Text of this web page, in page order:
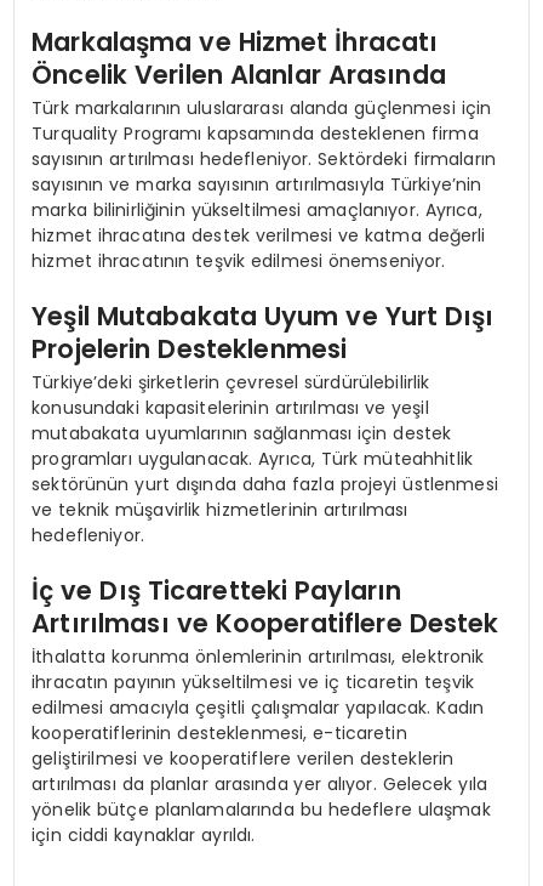
Markalaşma ve Hizmet İhracatı
Öncelik Verilen Alanlar Arasında
Türk markalarının uluslararası alanda güçlenmesi için
Turquality Programı kapsamında desteklenen firma
sayısının artırılması hedefleniyor. Sektördeki firmaların
sayısının ve marka sayısının artırılmasıyla Türkiye’nin
marka bilinirliğinin yükseltilmesi amaçlanıyor. Ayrıca,
hizmet ihracatına destek verilmesi ve katma değerli
hizmet ihracatının teşvik edilmesi önemseniyor.
Yeşil Mutabakata Uyum ve Yurt Dışı
Projelerin Desteklenmesi
Türkiye’deki şirketlerin çevresel sürdürülebilirlik
konusundaki kapasitelerinin artırılması ve yeşil
mutabakata uyumlarının sağlanması için destek
programları uygulanacak. Ayrıca, Türk müteahhitlik
sektörünün yurt dışında daha fazla projeyi üstlenmesi
ve teknik müşavirlik hizmetlerinin artırılması
hedefleniyor.
İç ve Dış Ticaretteki Payların
Artırılması ve Kooperatiflere Destek
İthalatta korunma önlemlerinin artırılması, elektronik
ihracatın payının yükseltilmesi ve iç ticaretin teşvik
edilmesi amacıyla çeşitli çalışmalar yapılacak. Kadın
kooperatiflerinin desteklenmesi, e-ticaretin
geliştirilmesi ve kooperatiflere verilen desteklerin
artırılması da planlar arasında yer alıyor. Gelecek yıla
yönelik bütçe planlamalarında bu hedeflere ulaşmak
için ciddi kaynaklar ayrıldı.